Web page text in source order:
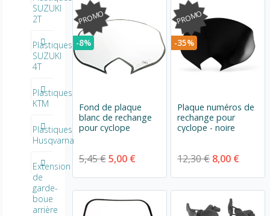
PROMO
-8%
Fond de plaque
blanc de rechange
pour cyclope
5,45 €5,00 €
PROMO
-35%
Plaque numéros de
rechange pour
cyclope - noire
12,30 € 8,00 €
SUZUKI
2T
Plastiques
SUZUKI
4T
Plastiques
KTM
Plastiques
Husqvarna
Extension
de
garde-
boue
arrière